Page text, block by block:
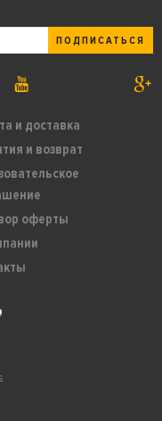
и доставка
и возврат
оферты
ПОДПИСАТЬСЯ